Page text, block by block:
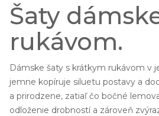
Šaty
rukávom.
Dámske šaty s krátkym rukávom
jemne kopíruje siluetu postavy a
a prirodzene, zatiaľ čo bočné
odloženie drobností a zároveň